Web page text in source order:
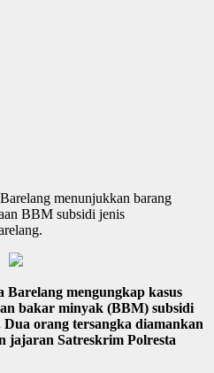
menunjukkan barang
BBM subsidi jenis
Barelang mengungkap kasus
bakar minyak (BBM) subsidi
orang tersangka diamankan
jajaran Satreskrim Polresta